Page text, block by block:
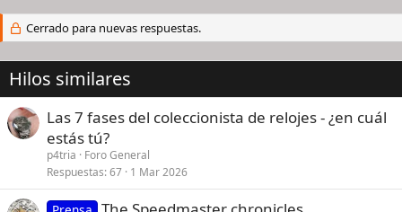
Cerrado para nuevas respuestas.
Hilos similares
Las 7 fases del coleccionista de relojes - ¿en cuál
estás tú?
p4tria
Foro General
Respuestas 67 1 Mar 2026